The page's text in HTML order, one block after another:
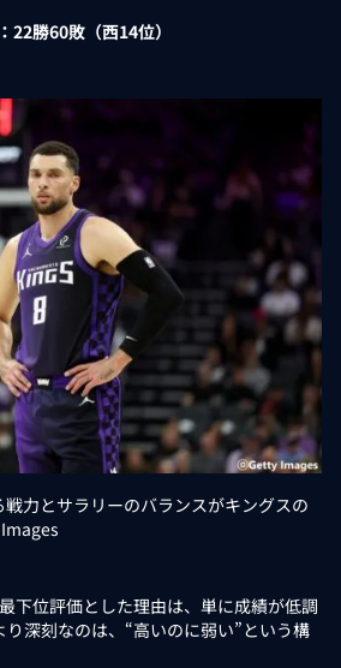
22勝60敗（西14位）
力とサラリーのバランスがキングスの
下位評価とした理由は、単に成績が低調
深刻なのは、“高いのに弱い”という構